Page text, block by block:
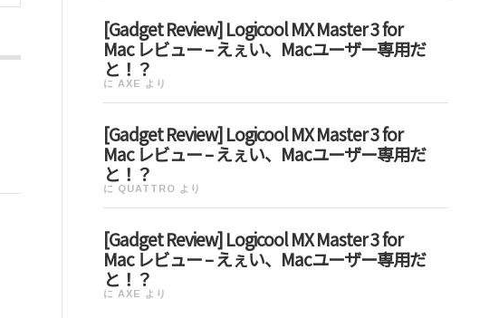
[Gadget Review] Logicool MX Master 3 for
Mac レビュー – えぇい、Macユーザー専用だ
と！？
に AXE より
[Gadget Review] Logicool MX Master 3 for
Mac レビュー – えぇい、Macユーザー専用だ
と！？
に QUATTRO より
[Gadget Review] Logicool MX Master 3 for
Mac レビュー – えぇい、Macユーザー専用だ
と！？
に AXE より